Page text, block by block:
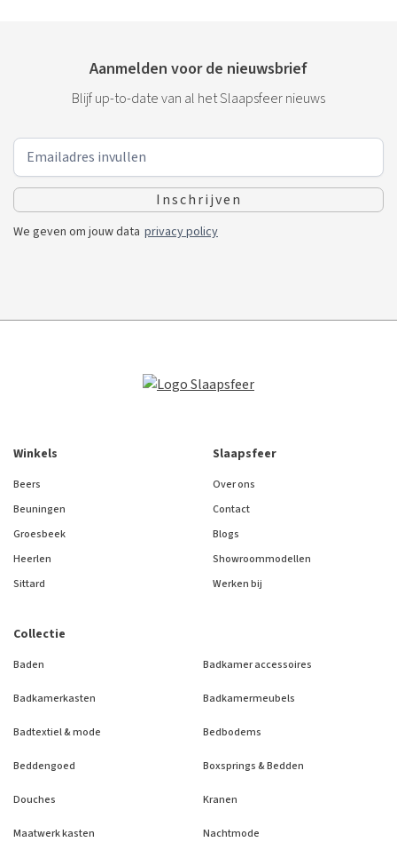
Aanmelden voor de nieuwsbrief
Blijf up-to-date van al het Slaapsfeer nieuws
We geven om jouw data privacy policy
Collectie
Baden Badkamer accessoires
Badkamerkasten Badkamermeubels
Badtextiel & mode Bedbodems
Beddengoed Boxsprings & Bedden
Douches Kranen
Maatwerk kasten Nachtmode
Winkels
Beers
Beuningen
Groesbeek
Heerlen
Sittard
Slaapsfeer
Over ons
Contact
Blogs
Showroommodellen
Werken bij